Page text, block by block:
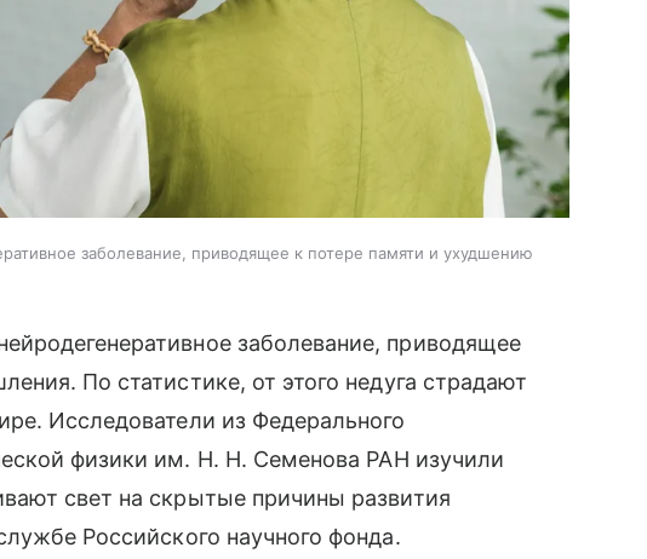
заболевание, приводящее к потере памяти и ухудшению
заболевание, приводящее
По статистике, от этого недуга страдают
Исследователи из Федерального
физики им. Н. Н. Семенова РАН изучили
свет на скрытые причины развития
Российского научного фонда.